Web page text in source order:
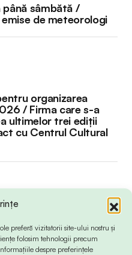
preferă vizitatorii site-ului nostru și
folosim tehnologii precum
despre preferințele
până sâmbătă /
de meteorologi
organizarea
/ Firma care s-a
ultimelor trei ediții
cu Centrul Cultural